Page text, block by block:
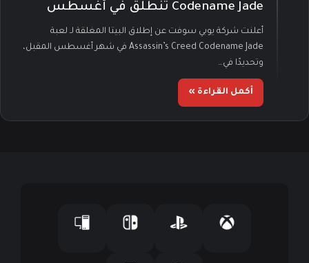
Codename Jade تنطلق في أغسطس
أعلنت شركة يوبي سوفت عن إطلاق البيتا المغلقة لـ لعبة
Assassin’s Creed Codename Jade في شهر أغسطس المقبل،
وتحديدًا في…
أكمل القراءة »